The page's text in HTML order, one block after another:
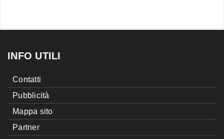
INFO UTILI
Contatti
Pubblicità
Mappa sito
Partner